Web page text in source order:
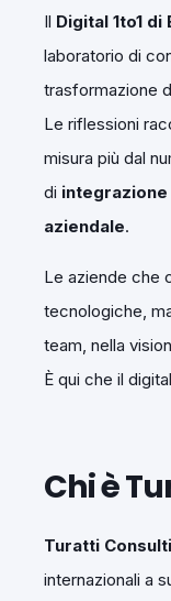
Il Digital 1to1 di
laboratorio di
trasformazione
Le riflessioni
misura più dal
di
aziendale.
Le aziende che
tecnologiche,
team, nella
È qui che il
Chi è
Turatti
internazionali a